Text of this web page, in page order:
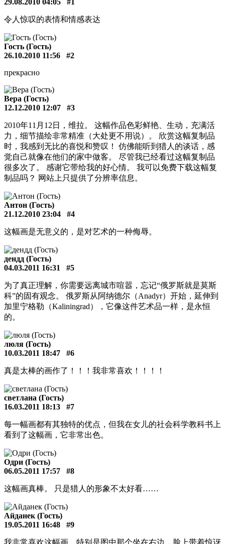
29.08.2010 04:05 #1
令人惊叹的表情和情感表达
Гость (Гость)
26.10.2010 11:56
#2
прекрасно
Вера (Гость)
12.12.2010 12:07
#3
2010年11月12日，维拉。 这幅作品色彩鲜艳、生动，充满活
力，细节描绘非常精准（大处更不用说）。 欣赏这幅复制品
时，我感到无比的喜悦和赞叹！ 仿佛能听到猎人的谈话，感
觉自己就像在他们的家中做客。 尽管我已经看过这幅复制品
很多次了。 感谢它带给我的好心情。 我可以免费下载这幅复
制品吗？ 网站上只提供了分辨率信息。
Антон (Гость)
21.12.2010 23:04
#4
这幅画是无意义的，是对艺术的一种侮辱。
дендд (Гость)
04.03.2011 16:31
#5
为了真正理解，你需要远离城市喧嚣，忘记“俄罗斯就是莫斯
科”的固有观念。 俄罗斯从阿纳德尔（Anadyr）开始，延伸到
加里宁格勒（Kaliningrad），它像这件艺术品一样，是永恒
的。
люля (Гость)
10.03.2011 18:47
#6
真是太棒的画作了！！！我非常喜欢！！！！
светлана (Гость)
16.03.2011 18:13
#7
每一幅画都有其独特的优点，但我在女儿的社会科学教科书上
看到了这幅画，它非常出色。
Одри (Гость)
06.05.2011 17:57
#8
这幅画真棒。 只是猎人的形象不太好看……
Айданек (Гость)
19.05.2011 16:48
#9
我非常喜欢这幅画。特别是图中那个坐在右边，脸上带着惊讶